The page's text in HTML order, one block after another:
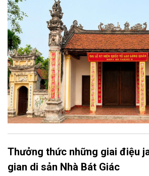
về vùng đất thờ Đức Quốc Tổ Lạc Long
dân tộc Việt Nam.
Thưởng thức những giai điệu
gian di sản Nhà Bát Giác